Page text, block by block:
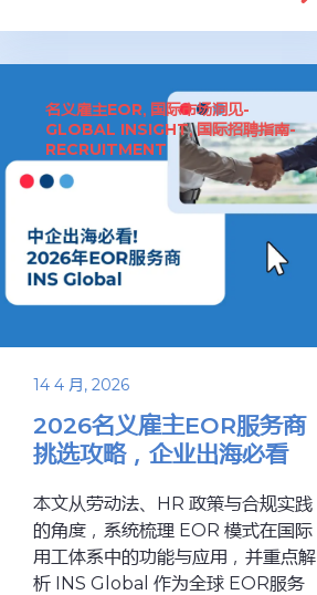
名义雇主EOR, 国际市场洞见-
GLOBAL INSIGHT,国际招聘指南-
RECRUITMENT
14 4 月, 2026
2026名义雇主EOR服务商
挑选攻略，企业出海必看
本文从劳动法、HR 政策与合规实践
的角度，系统梳理 EOR 模式在国际
用工体系中的功能与应用，并重点解
析 INS Global 作为全球 EOR服务